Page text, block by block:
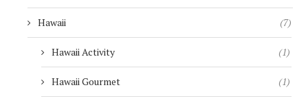
Hawaii (7)
Hawaii Activity (1)
Hawaii Gourmet (1)